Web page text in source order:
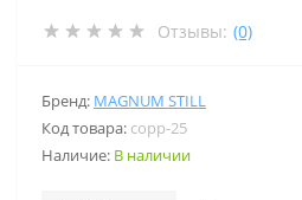
Отзывы: (0)
Бренд: MAGNUM STILL
Код товара: copp-25
Наличие: В наличии